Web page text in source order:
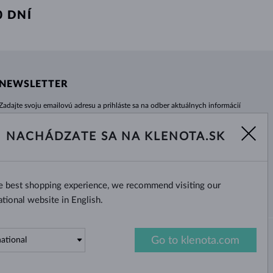
DNÍ
svoju emailovú adresu a prihláste sa na odber aktuálnych informácií
novinka, akcia či zľava Vám už neunikne!
chcem dostávať zaujímavé novinky na e-mail.
NACHÁDZATE SA NA KLENOTA.SK
best shopping experience, we recommend visiting our
website in English.
Go to klenota.com